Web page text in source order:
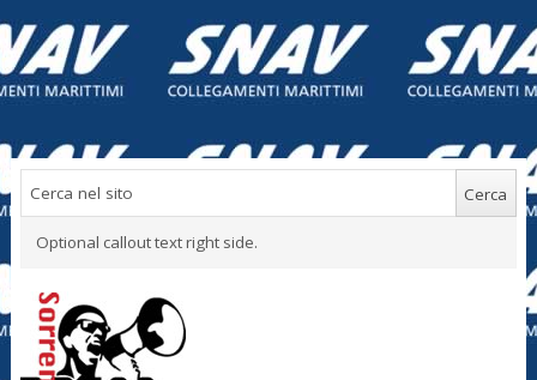
Optional callout text right side.